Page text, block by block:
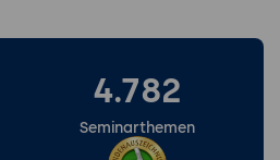
4.782
Seminarthemen